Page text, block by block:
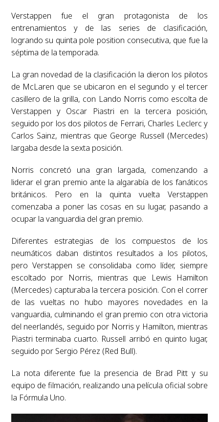
Verstappen fue el gran protagonista de los
entrenamientos y de las series de clasificación,
logrando su quinta pole position consecutiva, que fue la
séptima de la temporada.
La gran novedad de la clasificación la dieron los pilotos
de McLaren que se ubicaron en el segundo y el tercer
casillero de la grilla, con Lando Norris como escolta de
Verstappen y Oscar Piastri en la tercera posición,
seguido por los dos pilotos de Ferrari, Charles Leclerc y
Carlos Sainz, mientras que George Russell (Mercedes)
largaba desde la sexta posición.
Norris concretó una gran largada, comenzando a
liderar el gran premio ante la algarabía de los fanáticos
británicos. Pero en la quinta vuelta Verstappen
comenzaba a poner las cosas en su lugar, pasando a
ocupar la vanguardia del gran premio.
Diferentes estrategias de los compuestos de los
neumáticos daban distintos resultados a los pilotos,
pero Verstappen se consolidaba como líder, siempre
escoltado por Norris, mientras que Lewis Hamilton
(Mercedes) capturaba la tercera posición. Con el correr
de las vueltas no hubo mayores novedades en la
vanguardia, culminando el gran premio con otra victoria
del neerlandés, seguido por Norris y Hamilton, mientras
Piastri terminaba cuarto. Russell arribó en quinto lugar,
seguido por Sergio Pérez (Red Bull).
La nota diferente fue la presencia de Brad Pitt y su
equipo de filmación, realizando una película oficial sobre
la Fórmula Uno.